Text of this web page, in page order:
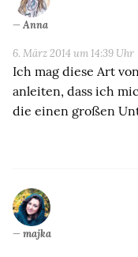
Anna
6. März 2014 um 14:39 Uhr
Ich mag diese Art
anleiten, dass ich
die einen großen
majka